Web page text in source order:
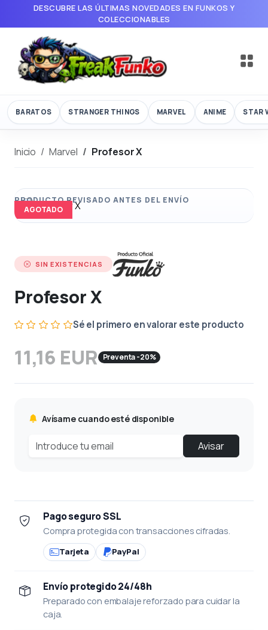
DESCUBRE LAS ÚLTIMAS NOVEDADES EN FUNKOS Y
COLECCIONABLES
BARATOS STRANGER THINGS MARVEL ANIME STAR
Inicio Marvel Profesor X
AGOTADO
SIN EXISTENCIAS
Profesor X
Sé el primero en valorar este producto
11,16 EUR Preventa -20%
Avísame cuando esté disponible
Avisar
Pago seguro SSL
Compra protegida con transacciones cifradas.
Tarjeta PayPal
Envío protegido 24/48h
Preparado con embalaje reforzado para cuidar la
caja.